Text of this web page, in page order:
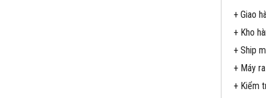
+ Giao
+ Kho
+ Ship
+ Máy
+ Kiểm